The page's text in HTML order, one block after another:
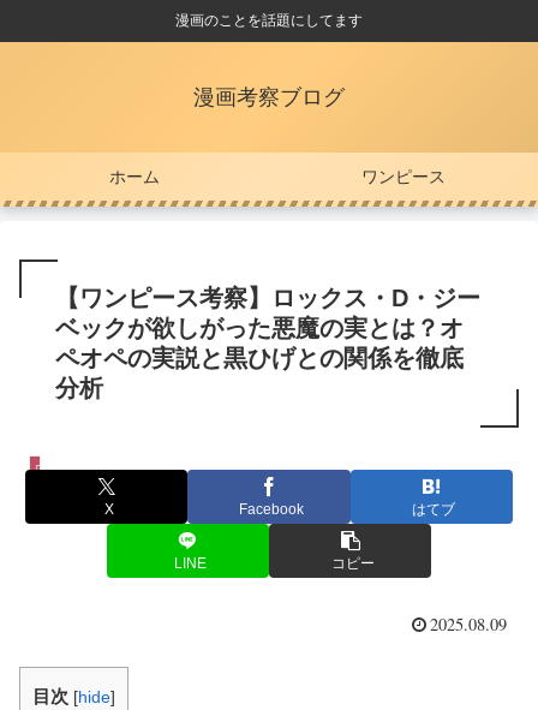
漫画のことを話題にしてます
漫画考察ブログ
ホーム ワンピース
【ワンピース考察】ロックス・D・ジー
ベックが欲しがった悪魔の実とは？オ
ペオペの実説と黒ひげとの関係を徹底
分析
ワンピース
X Facebook はてブ
LINE コピー
2025.08.09
目次 [hide]